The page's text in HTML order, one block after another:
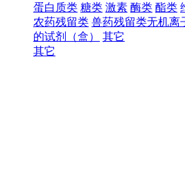
蛋白质类 糖类 激素 酶类 酯类
农药残留类 兽药残留类无机离
的试剂（盒）
其它
其它